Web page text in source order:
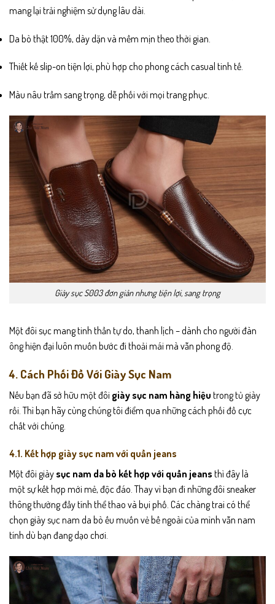
mang lại trải nghiệm sử dụng lâu dài.
Da bò thật 100%, dày dặn và mềm mịn theo thời gian.
Thiết kế slip-on tiện lợi, phù hợp cho phong cách casual tinh tế.
Màu nâu trầm sang trọng, dễ phối với mọi trang phục.
Giày sục S003 đơn giản nhưng tiện lợi, sang trọng
Một đôi sục mang tinh thần tự do, thanh lịch – dành cho người đàn
ông hiện đại luôn muốn bước đi thoải mái mà vẫn phong độ.
4. Cách Phối Đồ Với Giày Sục Nam
Nếu bạn đã sở hữu một đôi giày sục nam hàng hiệu trong tủ giày
rồi. Thì bạn hãy cùng chúng tôi điểm qua những cách phối đồ cực
chất với chúng.
4.1. Kết hợp giày sục nam với quần jeans
Một đôi giày sục nam da bò kết hợp với quần jeans thì đây là
một sự kết hợp mới mẻ, độc đáo. Thay vì bạn đi những đôi sneaker
thông thường đầy tính thể thao và bụi phố. Các chàng trai có thể
chọn giày sục nam da bò ếu muốn vẻ bề ngoài của mình vẫn nam
tính dù bạn đang dạo chơi.